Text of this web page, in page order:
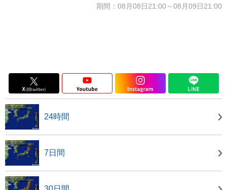
期間：08月08日21:00～08月09日21:00
24時間
7日間